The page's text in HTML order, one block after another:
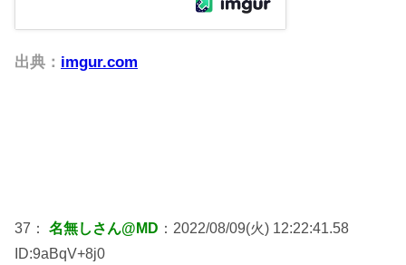
出典： imgur.com
37： 名無しさん@MD ：2022/08/09(火) 12:22:41.58
ID:9aBqV+8j0